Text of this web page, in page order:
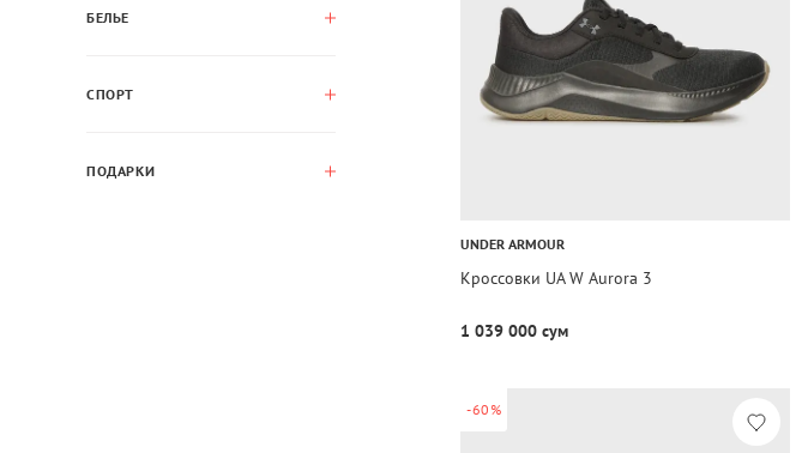
БЕЛЬЕ
СПОРТ
ПОДАРКИ
UNDER ARMOUR
Кроссовки UA W Aurora 3
1 039 000 сум
-60%